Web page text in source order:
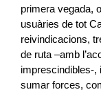
primera vegada,
usuàries de tot
reivindicacions,
de ruta –amb
imprescindibles-,
sumar forces,